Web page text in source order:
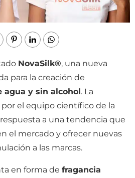
NovaSilk®, una nueva
para la creación de
agua y sin alcohol. La
el equipo científico de la
a una tendencia que
el mercado y ofrecer nuevas
a las marcas.
en forma de fragancia